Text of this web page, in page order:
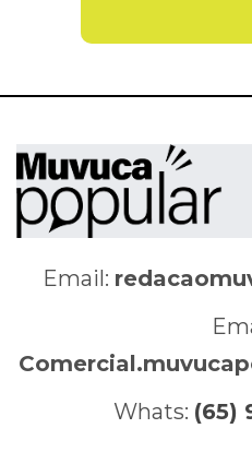
Email:
Whats: (65)